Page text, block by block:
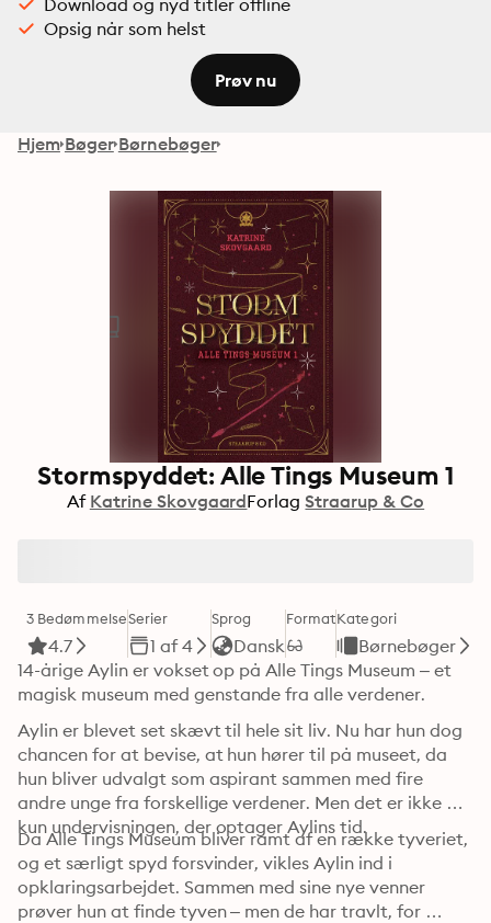
Download og nyd titler offline
Opsig når som helst
Prøv nu
Hjem Bøger Børnebøger
Stormspyddet: Alle Tings Museum 1
Af Katrine SkovgaardForlag Straarup & Co
3 Bedømmelse
4.7
Serier
1 af 4
Sprog
Dansk
FormatKategori
Børnebøger
14-årige Aylin er vokset op på Alle Tings Museum – et
magisk museum med genstande fra alle verdener.
Aylin er blevet set skævt til hele sit liv. Nu har hun dog
chancen for at bevise, at hun hører til på museet, da
hun bliver udvalgt som aspirant sammen med fire
andre unge fra forskellige verdener. Men det er ikke
kun undervisningen, der optager Aylins tid.
Da Alle Tings Museum bliver ramt af en række tyveriet,
og et særligt spyd forsvinder, vikles Aylin ind i
opklaringsarbejdet. Sammen med sine nye venner
prøver hun at finde tyven – men de har travlt, for